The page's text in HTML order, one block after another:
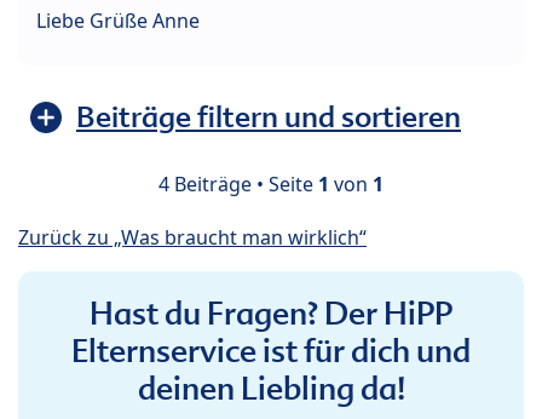
Liebe Grüße Anne
Beiträge filtern und sortieren
4 Beiträge • Seite 1 von 1
Zurück zu „Was braucht man wirklich“
Hast du Fragen? Der HiPP
Elternservice ist für dich und
deinen Liebling da!